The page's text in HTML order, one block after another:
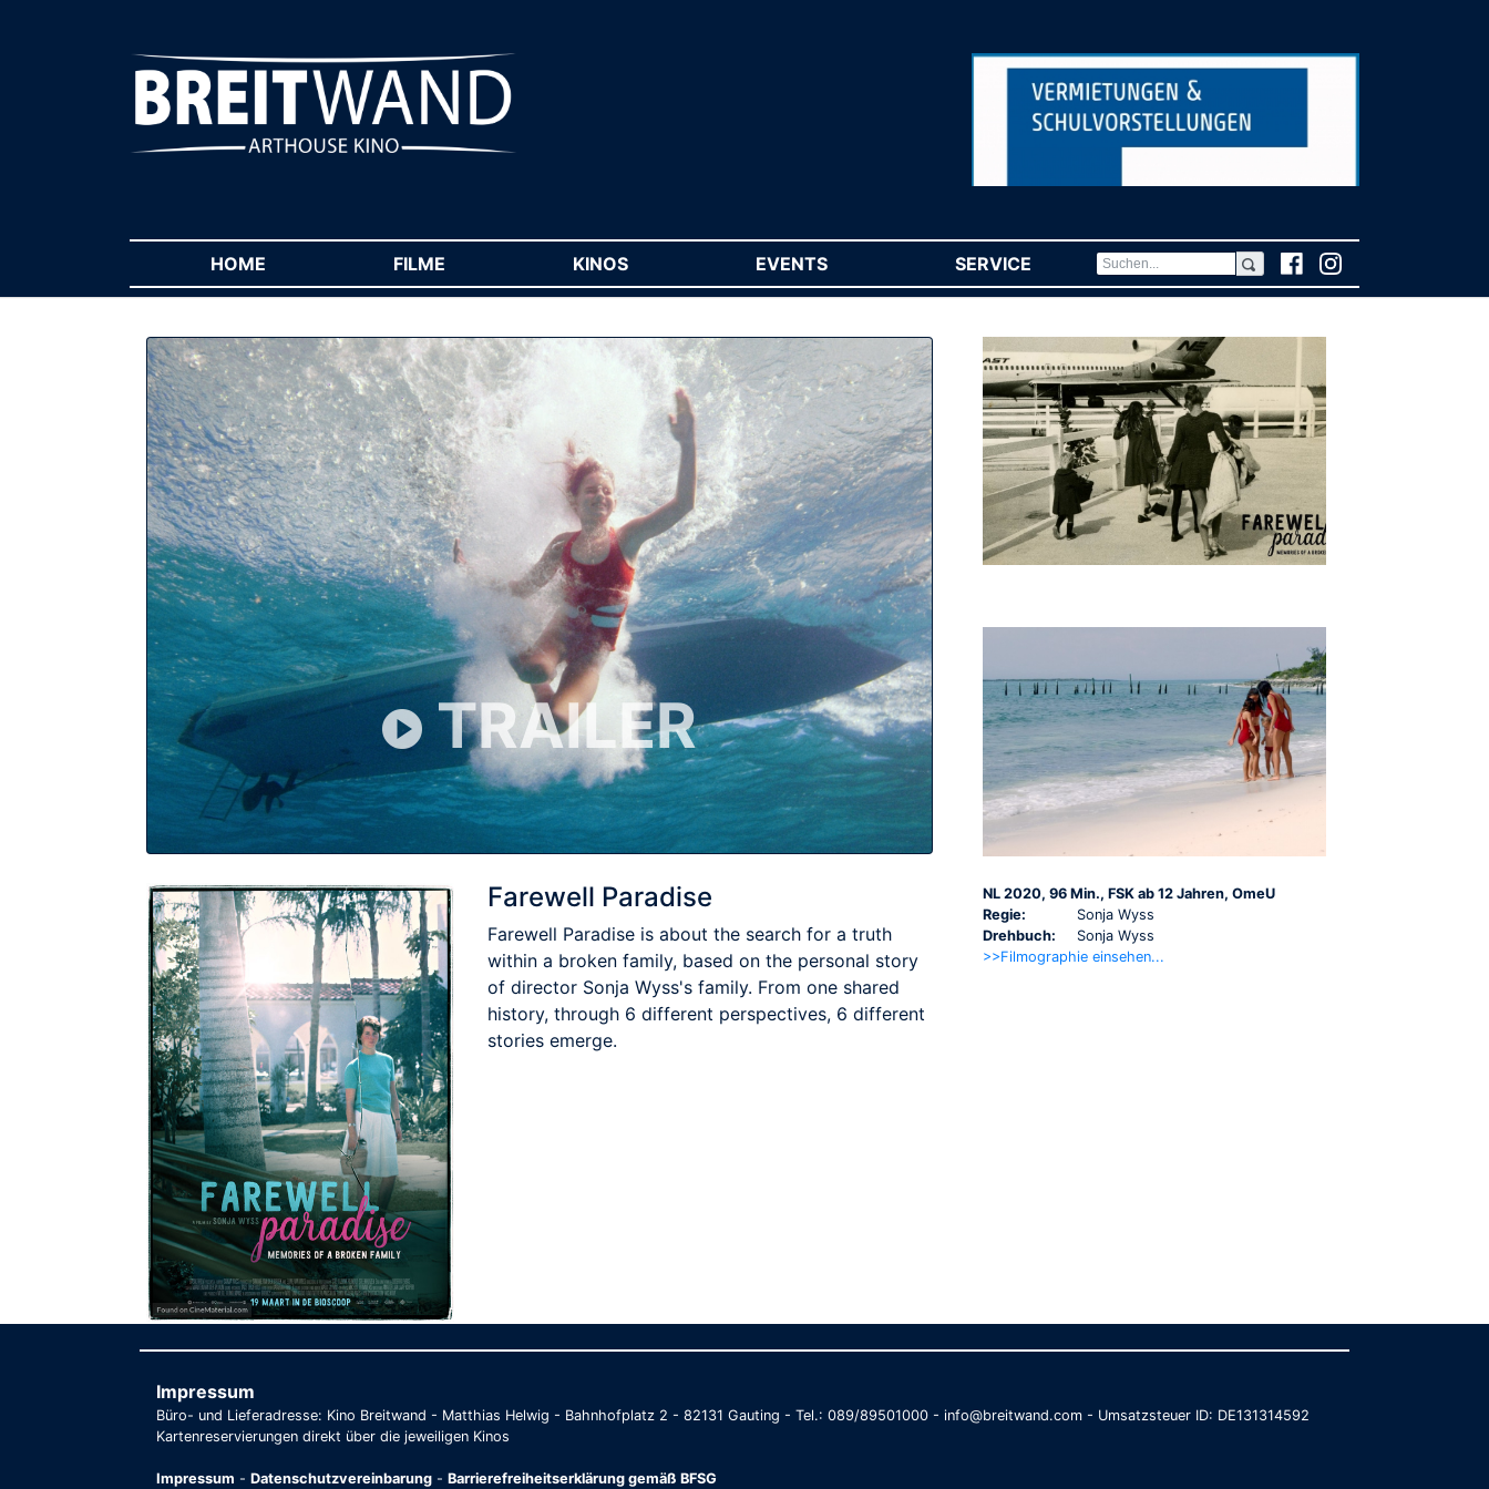
HOME FILME KINOS EVENTS SERVICE (CURRENT)
TRAILER
Farewell Paradise
Farewell Paradise is about the search for a truth
within a broken family, based on the personal story
of director Sonja Wyss's family. From one shared
history, through 6 different perspectives, 6 different
stories emerge.
NL 2020, 96 Min., FSK ab 12 Jahren, OmeU
Regie:
Sonja Wyss
Drehbuch:
Sonja Wyss
>>Filmographie einsehen...
Impressum
Büro- und Lieferadresse: Kino Breitwand - Matthias Helwig - Bahnhofplatz 2 - 82131 Gauting - Tel.: 089/89501000 - info@breitwand.com - Umsatzsteuer ID: DE131314592
Kartenreservierungen direkt über die jeweiligen Kinos
Impressum - Datenschutzvereinbarung - Barrierefreiheitserklärung gemäß BFSG